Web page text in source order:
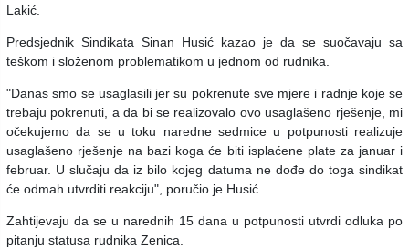
Lakić.
Predsjednik Sindikata Sinan Husić kazao je da se suočavaju sa
teškom i složenom problematikom u jednom od rudnika.
"Danas smo se usaglasili jer su pokrenute sve mjere i radnje koje se
trebaju pokrenuti, a da bi se realizovalo ovo usaglašeno rješenje, mi
očekujemo da se u toku naredne sedmice u potpunosti realizuje
usaglašeno rješenje na bazi koga će biti isplaćene plate za januar i
februar. U slučaju da iz bilo kojeg datuma ne dođe do toga sindikat
će odmah utvrditi reakciju", poručio je Husić.
Zahtijevaju da se u narednih 15 dana u potpunosti utvrdi odluka po
pitanju statusa rudnika Zenica.